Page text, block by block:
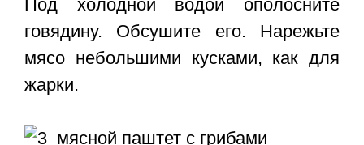
Под холодной водой ополосните
говядину. Обсушите его. Нарежьте
мясо небольшими кусками, как для
жарки.